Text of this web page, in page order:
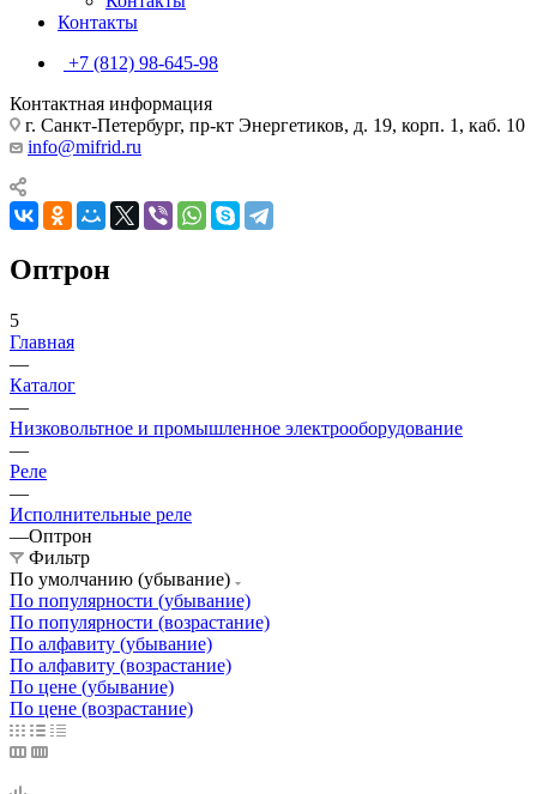
Контакты
+7 (812) 98-645-98
Контактная информация
г. Санкт-Петербург, пр-кт Энергетиков, д. 19, корп. 1, каб. 10
info@mifrid.ru
Оптрон
5
Главная
—
Каталог
—
Низковольтное и промышленное электрооборудование
—
Реле
—
Исполнительные реле
—Оптрон
Фильтр
По умолчанию (убывание)
По популярности (убывание)
По популярности (возрастание)
По алфавиту (убывание)
По алфавиту (возрастание)
По цене (убывание)
По цене (возрастание)